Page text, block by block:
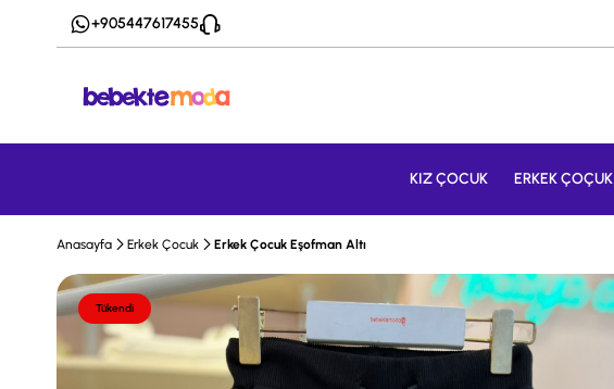
+905447617455
KIZ ÇOCUK ERKEK ÇOÇUK
Anasayfa Erkek Çocuk Erkek Çocuk Eşofman Altı
Tükendi